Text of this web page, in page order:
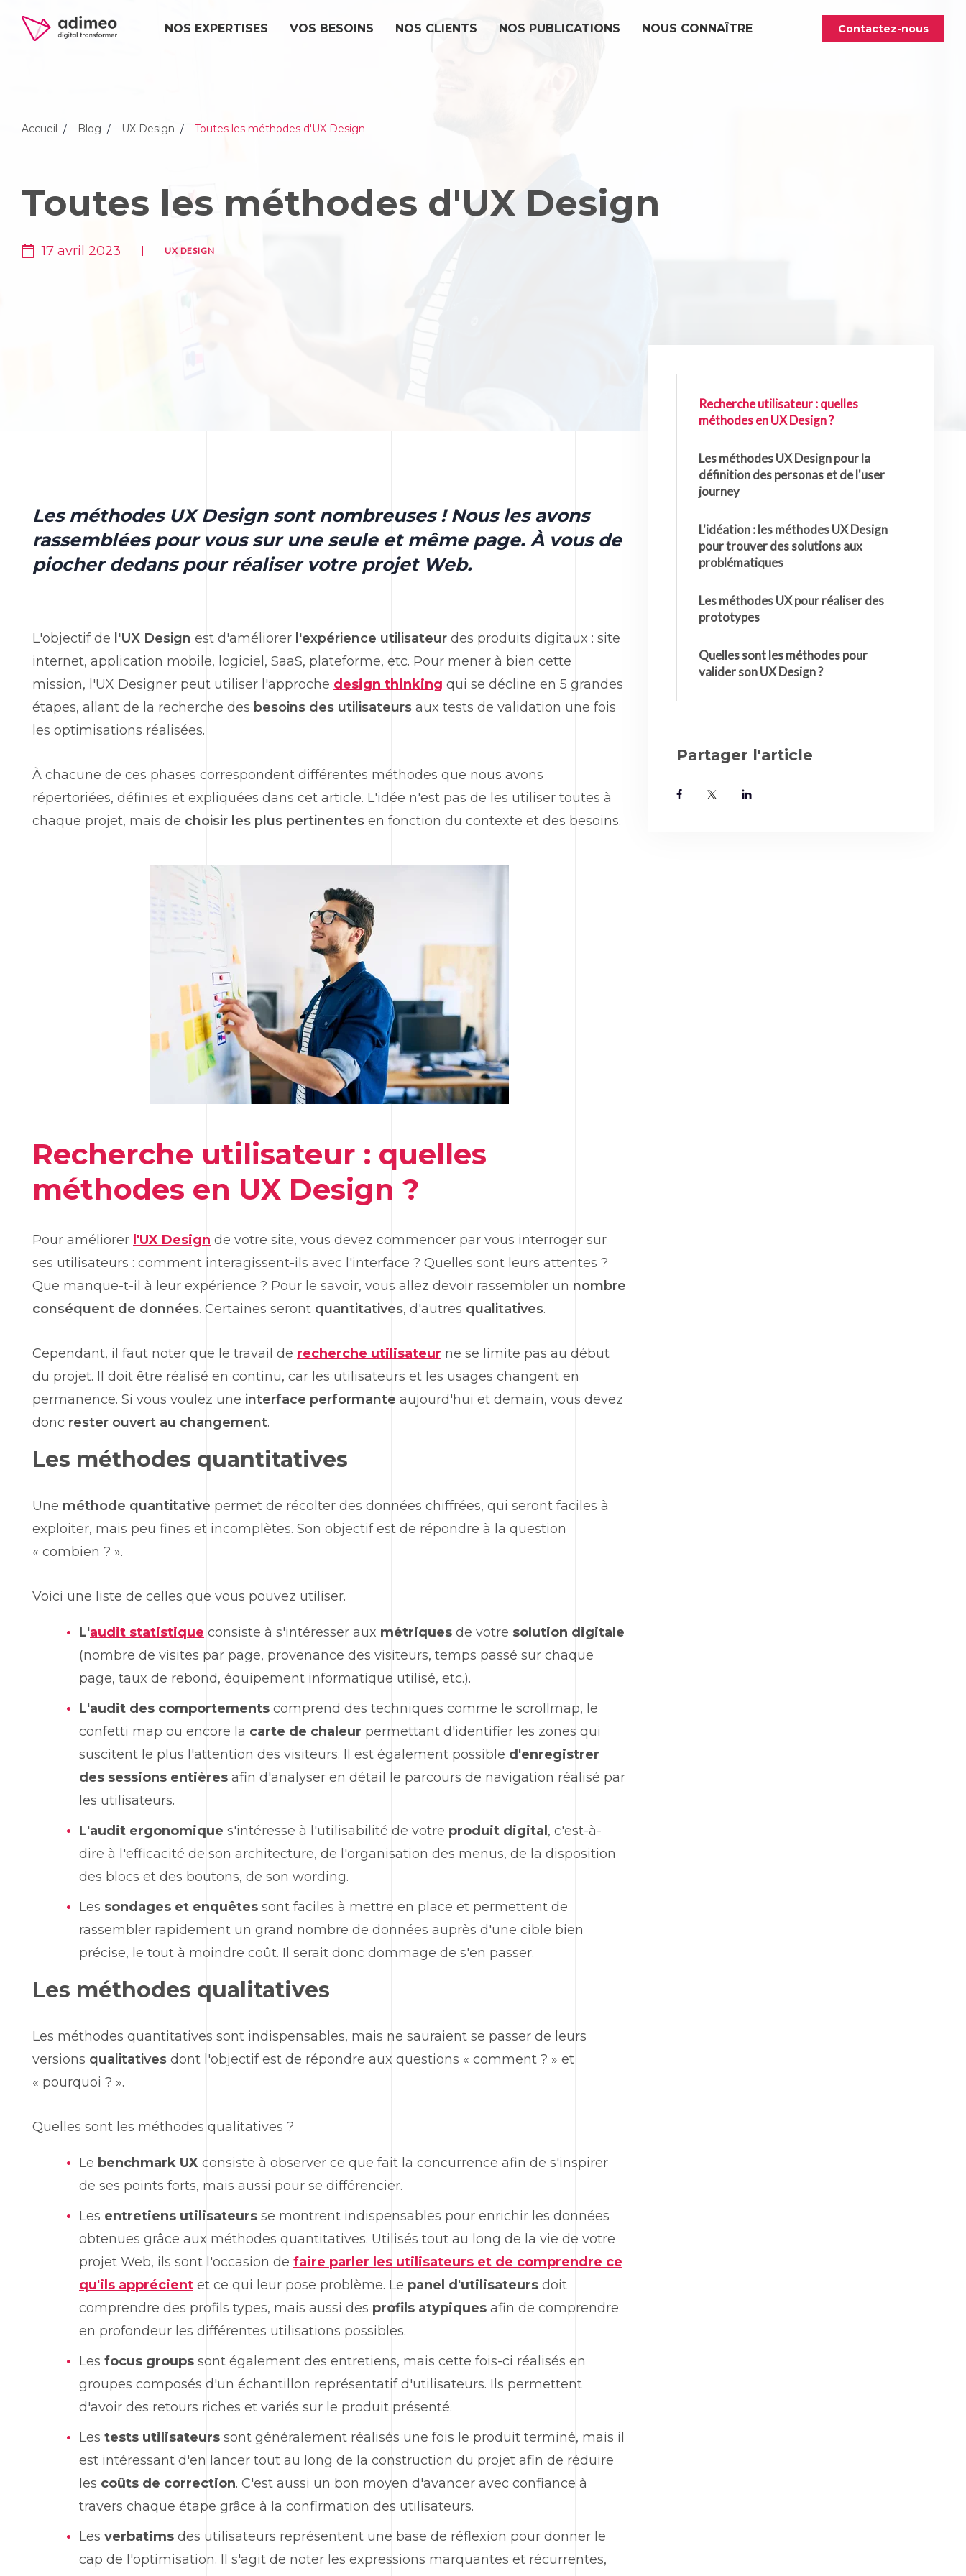
NOS EXPERTISES VOS BESOINS NOS CLIENTS NOS PUBLICATIONS NOUS CONNAÎTRE Contactez-nous
Accueil Blog UX Design Toutes les méthodes d'UX Design
Toutes les méthodes d'UX Design
17 avril 2023 UX DESIGN
Les méthodes UX Design sont nombreuses ! Nous les avons
rassemblées pour vous sur une seule et même page. À vous de
piocher dedans pour réaliser votre projet Web.
L'objectif de l'UX Design est d'améliorer l'expérience utilisateur des produits digitaux : site
internet, application mobile, logiciel, SaaS, plateforme, etc. Pour mener à bien cette
mission, l'UX Designer peut utiliser l'approche design thinking qui se décline en 5 grandes
étapes, allant de la recherche des besoins des utilisateurs aux tests de validation une fois
les optimisations réalisées.
À chacune de ces phases correspondent différentes méthodes que nous avons
répertoriées, définies et expliquées dans cet article. L'idée n'est pas de les utiliser toutes à
chaque projet, mais de choisir les plus pertinentes en fonction du contexte et des besoins.
Recherche utilisateur : quelles
méthodes en UX Design ?
Pour améliorer l'UX Design de votre site, vous devez commencer par vous interroger sur
ses utilisateurs : comment interagissent-ils avec l'interface ? Quelles sont leurs attentes ?
Que manque-t-il à leur expérience ? Pour le savoir, vous allez devoir rassembler un nombre
conséquent de données. Certaines seront quantitatives, d'autres qualitatives.
Cependant, il faut noter que le travail de recherche utilisateur ne se limite pas au début
du projet. Il doit être réalisé en continu, car les utilisateurs et les usages changent en
permanence. Si vous voulez une interface performante aujourd'hui et demain, vous devez
donc rester ouvert au changement.
Les méthodes quantitatives
Une méthode quantitative permet de récolter des données chiffrées, qui seront faciles à
exploiter, mais peu fines et incomplètes. Son objectif est de répondre à la question
« combien ? ».
Voici une liste de celles que vous pouvez utiliser.
L'audit statistique consiste à s'intéresser aux métriques de votre solution digitale
(nombre de visites par page, provenance des visiteurs, temps passé sur chaque
page, taux de rebond, équipement informatique utilisé, etc.).
L'audit des comportements comprend des techniques comme le scrollmap, le
confetti map ou encore la carte de chaleur permettant d'identifier les zones qui
suscitent le plus l'attention des visiteurs. Il est également possible d'enregistrer
des sessions entières afin d'analyser en détail le parcours de navigation réalisé par
les utilisateurs.
L'audit ergonomique s'intéresse à l'utilisabilité de votre produit digital , c'est-à-
dire à l'efficacité de son architecture, de l'organisation des menus, de la disposition
des blocs et des boutons, de son wording.
Les sondages et enquêtes sont faciles à mettre en place et permettent de
rassembler rapidement un grand nombre de données auprès d'une cible bien
précise, le tout à moindre coût. Il serait donc dommage de s'en passer.
Les méthodes qualitatives
Les méthodes quantitatives sont indispensables, mais ne sauraient se passer de leurs
versions qualitatives dont l'objectif est de répondre aux questions « comment ? » et
« pourquoi ? ».
Quelles sont les méthodes qualitatives ?
Le benchmark UX consiste à observer ce que fait la concurrence afin de s'inspirer
de ses points forts, mais aussi pour se différencier.
Les entretiens utilisateurs se montrent indispensables pour enrichir les données
obtenues grâce aux méthodes quantitatives. Utilisés tout au long de la vie de votre
projet Web, ils sont l'occasion de faire parler les utilisateurs et de comprendre ce
qu'ils apprécient et ce qui leur pose problème. Le panel d'utilisateurs doit
comprendre des profils types, mais aussi des profils atypiques afin de comprendre
en profondeur les différentes utilisations possibles.
Les focus groups sont également des entretiens, mais cette fois-ci réalisés en
groupes composés d'un échantillon représentatif d'utilisateurs. Ils permettent
d'avoir des retours riches et variés sur le produit présenté.
Les tests utilisateurs sont généralement réalisés une fois le produit terminé, mais il
est intéressant d'en lancer tout au long de la construction du projet afin de réduire
les coûts de correction. C'est aussi un bon moyen d'avancer avec confiance à
travers chaque étape grâce à la confirmation des utilisateurs.
Les verbatims des utilisateurs représentent une base de réflexion pour donner le
cap de l'optimisation. Il s'agit de noter les expressions marquantes et récurrentes,
Recherche utilisateur : quelles
méthodes en UX Design ?
Les méthodes UX Design pour la
définition des personas et de l'user
journey
L'idéation : les méthodes UX Design
pour trouver des solutions aux
problématiques
Les méthodes UX pour réaliser des
prototypes
Quelles sont les méthodes pour
valider son UX Design ?
Partager l'article